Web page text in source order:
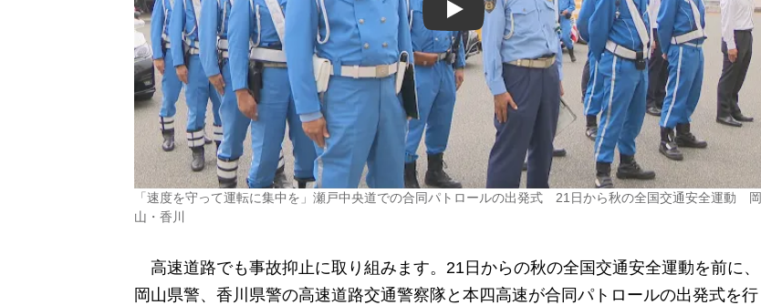
Play
「速度を守って運転に集中を」瀬戸中央道での合同パトロールの出発式 21日から秋の全国交通安全運動 岡
山・香川
高速道路でも事故抑止に取り組みます。21日からの秋の全国交通安全運動を前に、
岡山県警、香川県警の高速道路交通警察隊と本四高速が合同パトロールの出発式を行